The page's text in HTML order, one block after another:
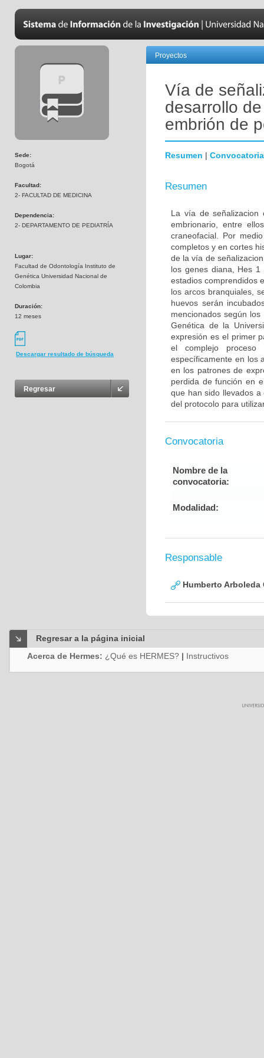
Sede:
Bogotá
Facultad:
2- FACULTAD DE MEDICINA
Dependencia:
2- DEPARTAMENTO DE PEDIATRÍA
Lugar:
Facultad de Odontología Instituto de
Genética Universidad Nacional de
Colombia
Duración:
12 meses
Descargar resultado de búsqueda
Regresar
Proyectos
Vía de
desarrollo
embrión de
Resumen | Convocatoria
Resumen
La vía de señalizacion
embrionario, entre
craneofacial. Por
completos y en cortes
de la vía de
los genes diana, Hes
estadios comprendidos
los arcos branquiales,
huevos serán
mencionados según
Genética de la
expresión es el primer
el complejo proceso
específicamente en los
en los patrones de
perdida de función en
que han sido llevados
del protocolo para
Convocatoria
Nombre de la
convocatoria:
Modalidad:
Responsable
Humberto Arboleda
Regresar a la página inicial
Acerca de Hermes: ¿Qué es HERMES? | Instructivos